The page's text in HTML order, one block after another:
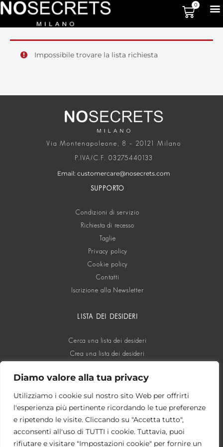
Diamo valore alla tua privacy
Utilizziamo i cookie sul nostro sito Web per offrirti
l'esperienza più pertinente ricordando le tue preferenze
e ripetendo le visite. Cliccando su "Accetta tutto",
acconsenti all'uso di TUTTI i cookie. Tuttavia, puoi
rifiutare e visitare "Impostazioni cookie" per fornire un
0
Impossibile trovare la lista richiesta
Via Montenapoleone, 8 – 20121 Milano
P.IVA/C.F. 03275440133
Email: customercare@nosecrets.com
SUPPORTO
Condizioni di servizio
Richiesta di recesso
Taglie
Privacy policy
Cookie policy
Contatti
Iscrizione alla Newsletter
LISTA DEI DESIDERI
Cerca una lista dei desideri
Crea una lista dei desideri
SOCIAL